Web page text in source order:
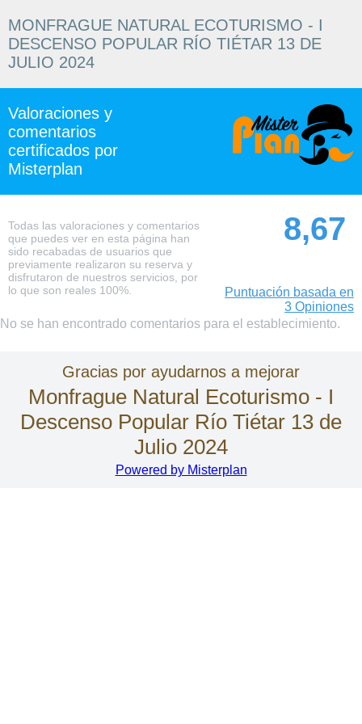
MONFRAGUE NATURAL ECOTURISMO - I
DESCENSO POPULAR RÍO TIÉTAR 13 DE
JULIO 2024
Valoraciones y
comentarios
certificados por
Misterplan
Todas las valoraciones y comentarios
que puedes ver en esta página han
sido recabadas de usuarios que
previamente realizaron su reserva y
disfrutaron de nuestros servicios, por
lo que son reales 100%.
8,67
Puntuación basada en
3 Opiniones
No se han encontrado comentarios para el establecimiento.
Gracias por ayudarnos a mejorar
Monfrague Natural Ecoturismo - I
Descenso Popular Río Tiétar 13 de
Julio 2024
Powered by Misterplan